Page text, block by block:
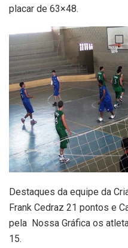
placar de 63×48.
Destaques da equipe da
Frank Cedraz 21 pontos e
pela Nossa Gráfica os
15.